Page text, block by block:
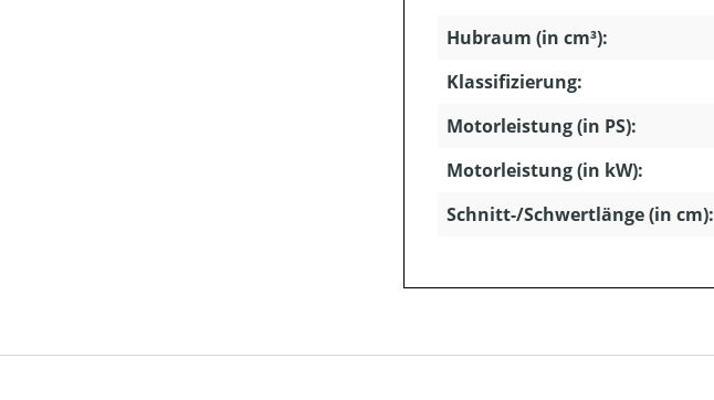
Hubraum (in cm³):
Klassifizierung:
Motorleistung (in PS):
Motorleistung (in kW):
Schnitt-/Schwertlänge (in cm):